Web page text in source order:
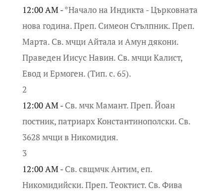
12:00 AM -*Начало на Индикта - Църковната
нова година. Преп. Симеон Стълпник. Преп.
Марта. Св. мчци Айтала и Амун дякони.
Праведен Иисус Навин. Св. мчци Калист,
Евод и Ермоген. (Тип. с. 65).
2
12:00 AM - Св. мчк Мамант. Преп. Йоан
постник, патриарх Константинополски. Св.
3628 мчци в Никомидия.
3
12:00 AM - Св. свщмчк Антим, еп.
Никомидийски. Преп. Теоктист. Св. Фива